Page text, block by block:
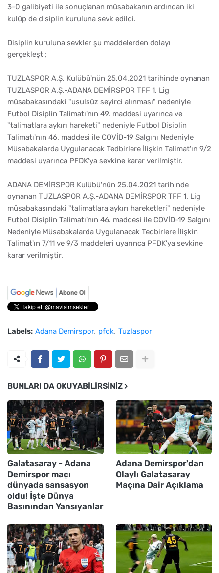
3-0 galibiyeti ile sonuçlanan müsabakanın ardından iki
kulüp de disiplin kuruluna sevk edildi.
Disiplin kuruluna sevkler şu maddelerden dolayı
gerçekleşti;
TUZLASPOR A.Ş. Kulübü'nün 25.04.2021 tarihinde oynanan
TUZLASPOR A.Ş.-ADANA DEMİRSPOR TFF 1. Lig
müsabakasındaki "usulsüz seyirci alınması" nedeniyle
Futbol Disiplin Talimatı'nın 49. maddesi uyarınca ve
"talimatlara aykırı hareketi" nedeniyle Futbol Disiplin
Talimatı'nın 46. maddesi ile COVİD-19 Salgını Nedeniyle
Müsabakalarda Uygulanacak Tedbirlere İlişkin Talimat'ın 9/2
maddesi uyarınca PFDK'ya sevkine karar verilmiştir.
ADANA DEMİRSPOR Kulübü'nün 25.04.2021 tarihinde
oynanan TUZLASPOR A.Ş.-ADANA DEMİRSPOR TFF 1. Lig
müsabakasındaki "talimatlara aykırı hareketleri" nedeniyle
Futbol Disiplin Talimatı'nın 46. maddesi ile COVİD-19 Salgını
Nedeniyle Müsabakalarda Uygulanacak Tedbirlere İlişkin
Talimat'ın 7/11 ve 9/3 maddeleri uyarınca PFDK'ya sevkine
karar verilmiştir.
Labels: Adana Demirspor pfdk Tuzlaspor
BUNLARI DA OKUYABILIRSINIZ
Galatasaray - Adana
Demirspor maçı
dünyada sansasyon
oldu! İşte Dünya
Basınından Yansıyanlar
Adana Demirspor'dan
Olaylı Galatasaray
Maçına Dair Açıklama